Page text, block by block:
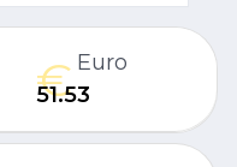
Euro
51.53